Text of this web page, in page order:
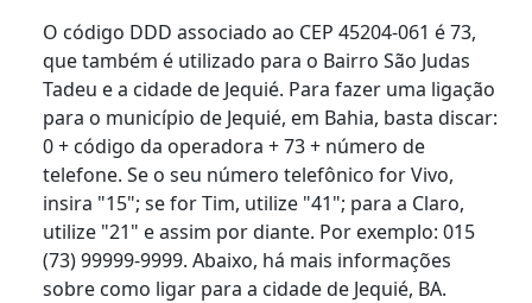
O código DDD associado ao CEP 45204-061 é 73,
que também é utilizado para o Bairro São Judas
Tadeu e a cidade de Jequié. Para fazer uma ligação
para o município de Jequié, em Bahia, basta discar:
0 + código da operadora + 73 + número de
telefone. Se o seu número telefônico for Vivo,
insira "15"; se for Tim, utilize "41"; para a Claro,
utilize "21" e assim por diante. Por exemplo: 015
(73) 99999-9999. Abaixo, há mais informações
sobre como ligar para a cidade de Jequié, BA.